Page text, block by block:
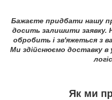
Бажаєте придбати нашу
досить залишити заявку.
обробить і зв'яжеться з
Ми здійснюємо доставку в
Як ми